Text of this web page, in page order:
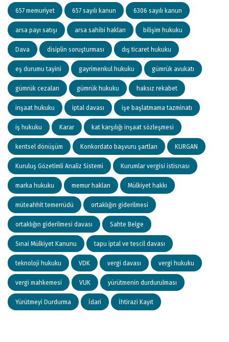
657 memuriyet 657 sayılı kanun 6306 sayılı kanun
arsa payı satışı arsa sahibi hakları bilişim hukuku
Dava disiplin soruşturması dış ticaret hukuku
eş durumu tayini gayrimenkul hukuku gümrük avukatı
gümrük cezaları gümrük hukuku haksız rekabet
inşaat hukuku iptal davası işe başlatmama tazminatı
iş hukuku Karar kat karşılığı inşaat sözleşmesi
kentsel dönüşüm Konkordato başvuru şartları KURGAN
Kuruluş Gözetimli Analiz Sistemi Kurumlar vergisi istisnası
marka hukuku memur hakları Mülkiyet hakkı
müteahhit temerrüdü ortaklığın giderilmesi
ortaklığın giderilmesi davası Sahte Belge
Sınai Mülkiyet Kanunu tapu iptal ve tescil davası
teknoloji hukuku VDK vergi davası vergi hukuku
vergi mahkemesi VUK yürütmenin durdurulması
Yürütmeyi Durdurma İdari İhtirazi Kayıt